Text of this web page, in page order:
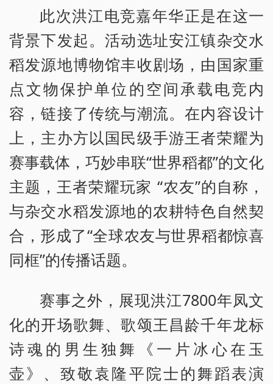
此次洪江电竞嘉年华正是在这一
背景下发起。活动选址安江镇杂交水
稻发源地博物馆丰收剧场，由国家重
点文物保护单位的空间承载电竞内
容，链接了传统与潮流。在内容设计
上，主办方以国民级手游王者荣耀为
赛事载体，巧妙串联“世界稻都”的文化
主题，王者荣耀玩家 “农友”的自称，
与杂交水稻发源地的农耕特色自然契
合，形成了“全球农友与世界稻都惊喜
同框”的传播话题。
赛事之外，展现洪江7800年凤文
化的开场歌舞、歌颂王昌龄千年龙标
诗魂的男生独舞《一片冰心在玉
壶》、致敬袁隆平院士的舞蹈表演